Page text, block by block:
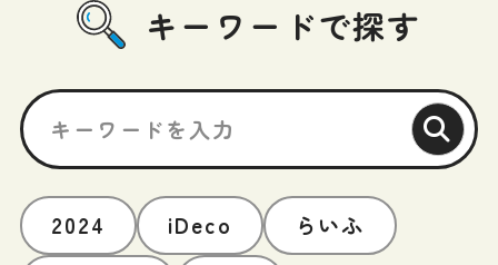
キーワードで探す
2024 iDeco らいふ